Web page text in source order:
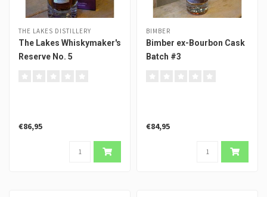
THE LAKES DISTILLERY
The Lakes Whiskymaker's
Reserve No. 5
€86,95
BIMBER
Bimber ex-Bourbon Cask
Batch #3
€84,95